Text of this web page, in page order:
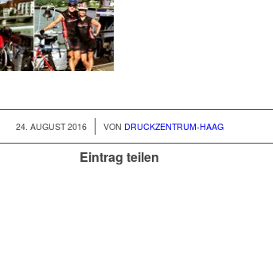
24. AUGUST 2016
/ VON DRUCKZENTRUM-HAAG
Eintrag teilen